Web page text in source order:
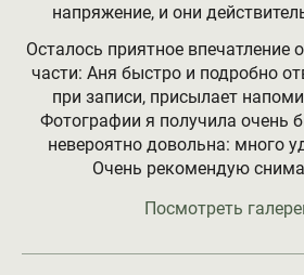
напряжение, и они
Осталось приятное впечатление
части: Аня быстро и подробно
при записи, присылает
Фотографии я получила очень
невероятно довольна: много
Очень рекомендую
Посмотреть